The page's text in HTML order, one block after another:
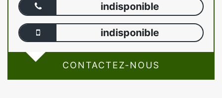
indisponible
indisponible
CONTACTEZ-NOUS